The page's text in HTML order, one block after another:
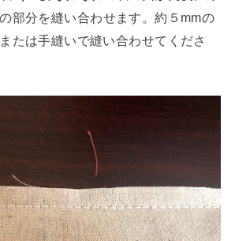
部分を縫い合わせます。約５mmの
たは手縫いで縫い合わせてくださ